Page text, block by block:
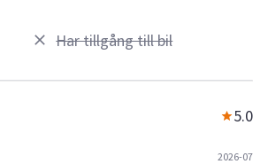
Har tillgång till bil
5.0
2026-07